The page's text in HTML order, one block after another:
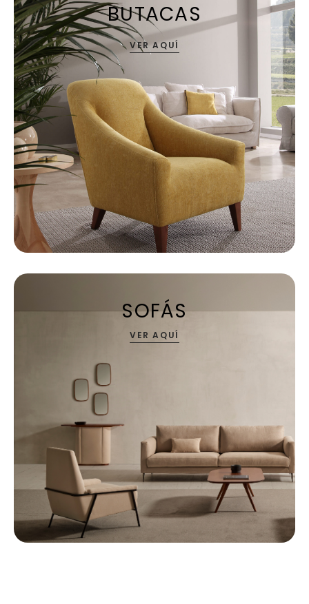
BUTACAS
VER AQUÍ
SOFÁS
VER AQUÍ